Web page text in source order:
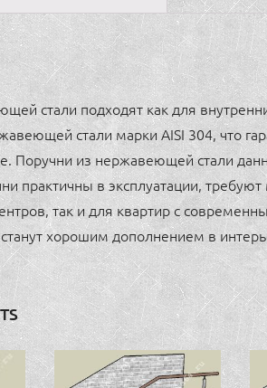
стали подходят как для
стали марки AISI 304, что
Поручни из нержавеющей стали
практичны в эксплуатации,
так и для квартир с
хорошим дополнением в